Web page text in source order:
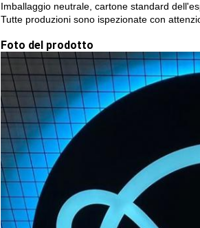
Imballaggio neutrale, cartone standard
Tutte produzioni sono ispezionate con
Foto del prodotto